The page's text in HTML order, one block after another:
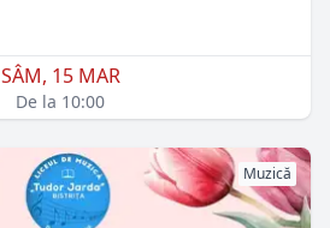
SÂM, 15 MAR
De la 10:00
Muzică